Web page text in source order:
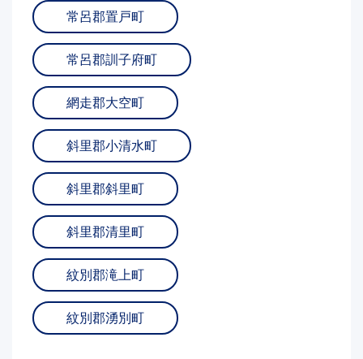
常呂郡置戸町
常呂郡訓子府町
網走郡大空町
斜里郡小清水町
斜里郡斜里町
斜里郡清里町
紋別郡滝上町
紋別郡湧別町